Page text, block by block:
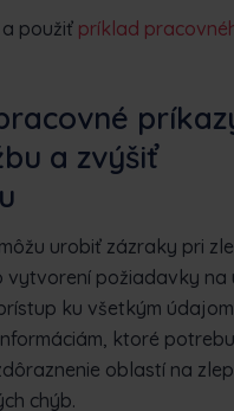
použiť príklad
a zvýšiť
urobiť zázraky pri
vytvorení požiadavky na
ku všetkým údajom,
ktoré
oblastí na
chýb.